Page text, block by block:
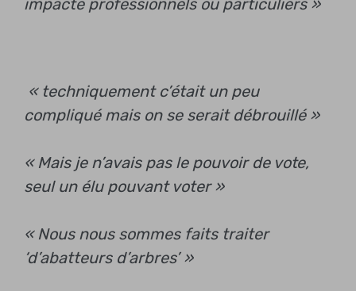
impacte professionnels ou particuliers »
« techniquement c’était un peu
compliqué mais on se serait débrouillé »
« Mais je n’avais pas le pouvoir de vote,
seul un élu pouvant voter »
« Nous nous sommes faits traiter
‘d’abatteurs d’arbres’ »